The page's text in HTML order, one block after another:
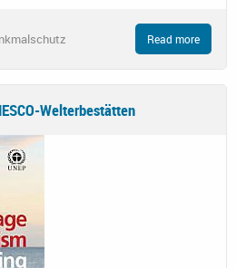
Read more
Welterbestätten